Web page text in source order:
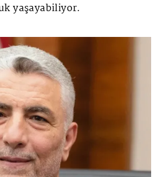
yaşayabiliyor.